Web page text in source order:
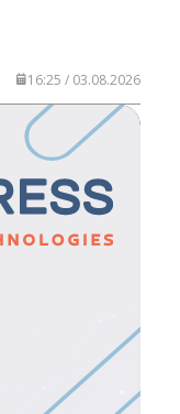
16:25 / 03.08.2026